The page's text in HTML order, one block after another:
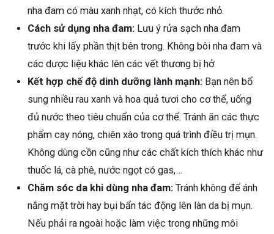
nha đam có màu xanh nhạt, có kích thước nhỏ.
Cách sử dụng nha đam: Lưu ý rửa sạch nha đam
trước khi lấy phần thịt bên trong. Không bôi nha đam và
các dược liệu khác lên các vết thương bị hở.
Kết hợp chế độ dinh dưỡng lành mạnh: Bạn nên bổ
sung nhiều rau xanh và hoa quả tươi cho cơ thể, uống
đủ nước theo tiêu chuẩn của cơ thể. Tránh ăn các thực
phẩm cay nóng, chiên xào trong quá trình điều trị mụn.
Không dùng cồn cũng như các chất kích thích khác như
thuốc lá, cà phê, nước ngọt có gas,…
Chăm sóc da khi dùng nha đam: Tránh không để ánh
nắng mặt trời hay bụi bẩn tác động lên làn da bị mụn.
Nếu phải ra ngoài hoặc làm việc trong những môi